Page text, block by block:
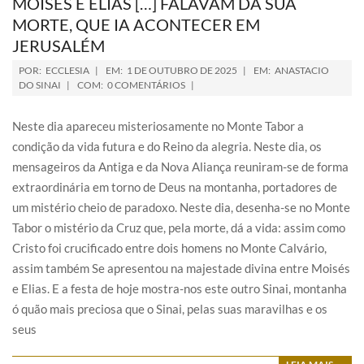
MORTE, QUE IA ACONTECER EM
JERUSALÉM
POR: ECCLESIA EM: 1 DE OUTUBRO DE 2025 EM: ANASTACIO
DO SINAI
COM: 0 COMENTÁRIOS
Neste dia apareceu misteriosamente no Monte Tabor a
condição da vida futura e do Reino da alegria. Neste dia, os
mensageiros da Antiga e da Nova Aliança reuniram-se de forma
extraordinária em torno de Deus na montanha, portadores de
um mistério cheio de paradoxo. Neste dia, desenha-se no Monte
Tabor o mistério da Cruz que, pela morte, dá a vida: assim como
Cristo foi crucificado entre dois homens no Monte Calvário,
assim também Se apresentou na majestade divina entre Moisés
e Elias. E a festa de hoje mostra-nos este outro Sinai, montanha
ó quão mais preciosa que o Sinai, pelas suas maravilhas e os
seus